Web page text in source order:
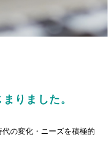
りました。
の変化・ニーズを積極的